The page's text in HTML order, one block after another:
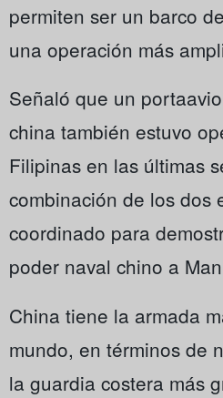
permiten ser un barco
una operación más
Señaló que un
china también estuvo
Filipinas en las últimas
combinación de los dos
coordinado para
poder naval chino a
China tiene la armada
mundo, en términos de
la guardia costera más